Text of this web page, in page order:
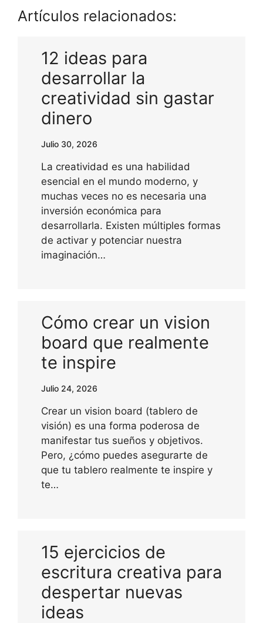
Artículos relacionados:
12 ideas para
desarrollar la
creatividad sin gastar
dinero
Julio 30, 2026
La creatividad es una habilidad
esencial en el mundo moderno, y
muchas veces no es necesaria una
inversión económica para
desarrollarla. Existen múltiples formas
de activar y potenciar nuestra
imaginación…
Cómo crear un vision
board que realmente
te inspire
Julio 24, 2026
Crear un vision board (tablero de
visión) es una forma poderosa de
manifestar tus sueños y objetivos.
Pero, ¿cómo puedes asegurarte de
que tu tablero realmente te inspire y
te…
15 ejercicios de
escritura creativa para
despertar nuevas
ideas